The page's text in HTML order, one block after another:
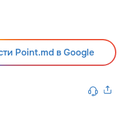
Point.md в Google